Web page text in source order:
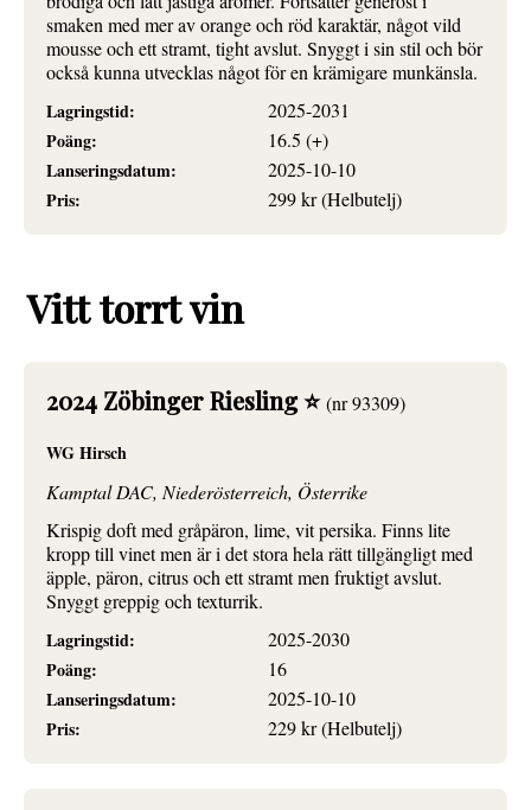
smaken med mer av orange och röd karaktär, något vild
mousse och ett stramt, tight avslut. Snyggt i sin stil och bör
också kunna utvecklas något för en krämigare munkänsla.
Lagringstid:
2025-2031
Poäng:
16.5 (+)
Lanseringsdatum:
2025-10-10
Pris:
299 kr (Helbutelj)
Vitt torrt vin
2024 Zöbinger Riesling ⭐(nr 93309)
WG Hirsch
Kamptal DAC, Niederösterreich, Österrike
Krispig doft med gråpäron, lime, vit persika. Finns lite
kropp till vinet men är i det stora hela rätt tillgängligt med
äpple, päron, citrus och ett stramt men fruktigt avslut.
Snyggt greppig och texturrik.
Lagringstid:
2025-2030
Poäng:
16
Lanseringsdatum:
2025-10-10
Pris:
229 kr (Helbutelj)